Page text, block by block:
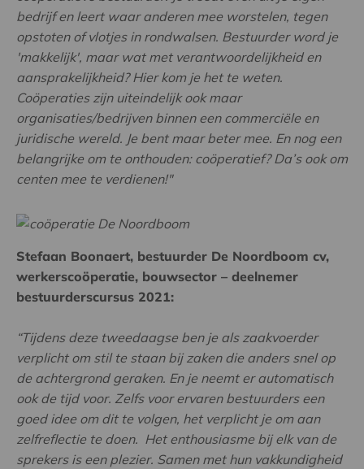
bedrijf en leert waar anderen mee worstelen, tegen
opstoten of vlotjes in rondwalsen. Bestuurder word je
'makkelijk', maar wat met verantwoordelijkheid en
aansprakelijkheid? Hier kom je het te weten.
Coöperaties zijn uiteindelijk ook maar
organisaties/bedrijven binnen een commerciële en
juridische wereld. Je bent maar beter mee. En nog een
belangrijke om te onthouden: coöperatief? Da’s ook om
centen mee te verdienen!"
Stefaan Boonaert, bestuurder De Noordboom cv,
werkerscoöperatie, bouwsector – deelnemer
bestuurderscursus 2021:
“Tijdens deze tweedaagse ben je als zaakvoerder
verplicht om stil te staan bij zaken die anders snel op
de achtergrond geraken. En je neemt er automatisch
ook de tijd voor. Zelfs voor ervaren bestuurders een
goed idee om dit te volgen, het verplicht je om aan
zelfreflectie te doen. Het enthousiasme bij elk van de
sprekers is een plezier. Samen met hun vakkundigheid